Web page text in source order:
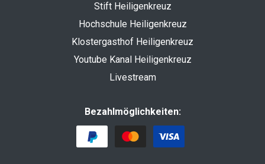
Stift Heiligenkreuz
Hochschule Heiligenkreuz
Klostergasthof Heiligenkreuz
Youtube Kanal Heiligenkreuz
Livestream
Bezahlmöglichkeiten: